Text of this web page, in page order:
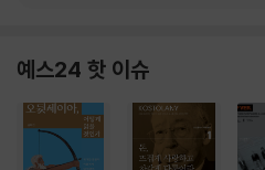
예스24 핫 이슈